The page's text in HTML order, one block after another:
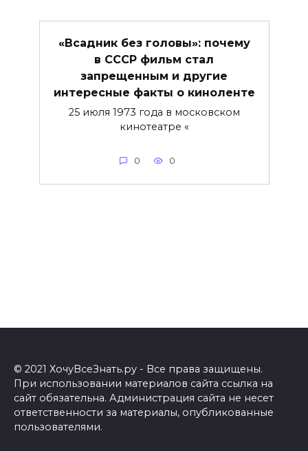
«Всадник без головы»: почему
в СССР фильм стал
запрещенным и другие
интересные факты о киноленте
25 июля 1973 года в московском
кинотеатре «
0 0
© 2021 ХочуВсеЗнать.ру - Все права защищены.
При использовании материалов сайта ссылка на
сайт обязательна. Администрация сайта не несет
ответственности за материалы, опубликованные
пользователями.